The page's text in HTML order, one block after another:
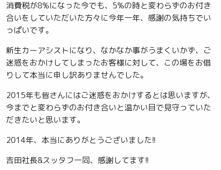
消費税が8%になった今でも、5%の時と変わらずのお付き
合いをしていただいた方々に今年一年、感謝の気持ちでい
っぱいです。
新生カーアシストになり、なかなか事がうまくいかず、ご
迷惑をおかけしてしまったお客様に対して、この場をお借
りして本当に申し訳ありませんでした。
2015年も皆さんにはご迷惑をおかけするとは思いますが、
今までと変わらずのお付き合いと温かい目で見守っていた
だきたいと思います。
2014年、本当にありがとうございました!!
吉田社長&スッタフ一同、感謝してます!!